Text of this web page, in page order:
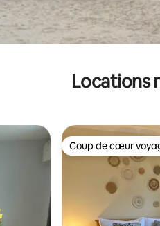
Locations
Coup de cœur
Coup de cœur